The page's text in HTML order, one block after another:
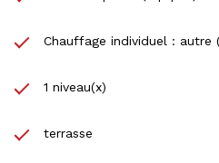
Chauffage individuel : autre
1 niveau(x)
terrasse